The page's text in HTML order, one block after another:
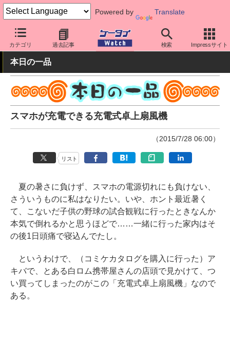
Powered by Translate
カテゴリ 過去記事 検索 Impressサイト
ケータイ Watch 周辺機器/アクセサリー モバイルバッテリー
本日の一品
スマホが充電できる充電式卓上扇風機
（2015/7/28 06:00）
リスト
夏の暑さに負けず、スマホの電源切れにも負けない、
さういうものに私はなりたい。いや、ホント最近暑く
て、こないだ子供の野球の試合観戦に行ったときなんか
本気で倒れるかと思うほどで……一緒に行った家内はそ
の後1日頭痛で寝込んでたし。
というわけで、（コミケカタログを購入に行った）ア
キバで、とある白ロム携帯屋さんの店頭で見かけて、つ
い買ってしまったのがこの「充電式卓上扇風機」なので
ある。